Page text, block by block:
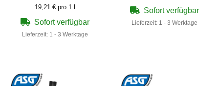
19,21 € pro 1 l
Sofort verfügbar
Lieferzeit: 1 - 3 Werktage
Sofort verfügbar
Lieferzeit: 1 - 3 Werktage